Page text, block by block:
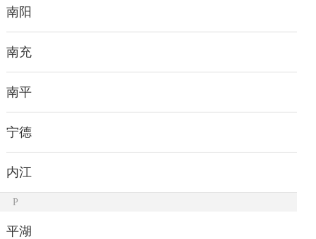
南阳
南充
南平
宁德
内江
P
平湖